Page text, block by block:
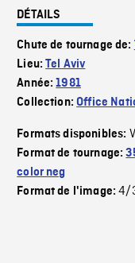
DÉTAILS
Chute de tournage de:
Lieu:Tel Aviv
Année:1981
Collection:Office
Formats disponibles:
Format de tournage:
color neg
Format de l'image:4/